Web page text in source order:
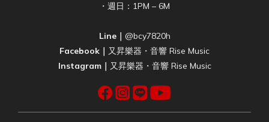
・週日：1PM – 6M
Line｜ @bcy7820h
Facebook｜ 又昇樂器・音響 Rise Music
Instagram｜ 又昇樂器・音響 Rise Music